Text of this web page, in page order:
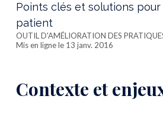
Points clés et solutions
patient
OUTIL D'AMÉLIORATION DES
Mis en ligne le 13 janv. 2016
Contexte et